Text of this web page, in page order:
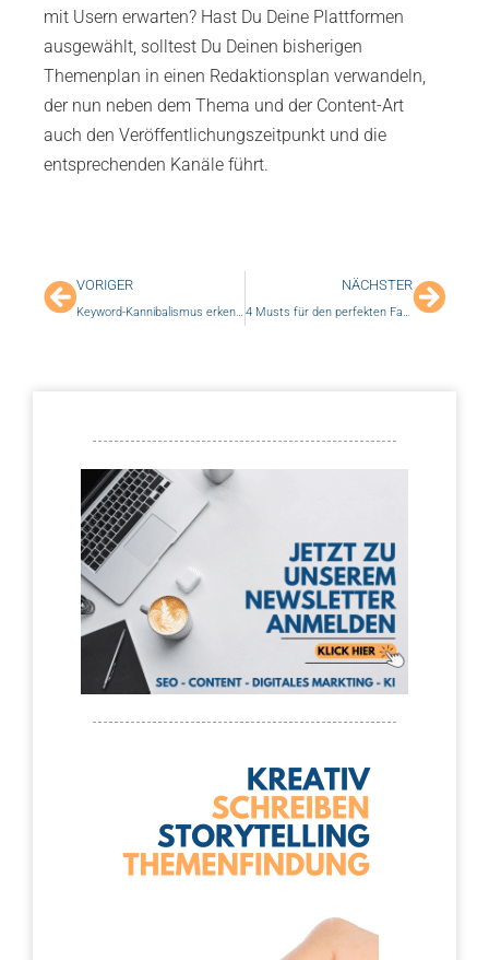
mit Usern erwarten? Hast Du Deine Plattformen
ausgewählt, solltest Du Deinen bisherigen
Themenplan in einen Redaktionsplan verwandeln,
der nun neben dem Thema und der Content-Art
auch den Veröffentlichungszeitpunkt und die
entsprechenden Kanäle führt.
VORIGER
Keyword-Kannibalismus erkennen und auflösen
NÄCHSTER
4 Musts für den perfekten Facebook-Post